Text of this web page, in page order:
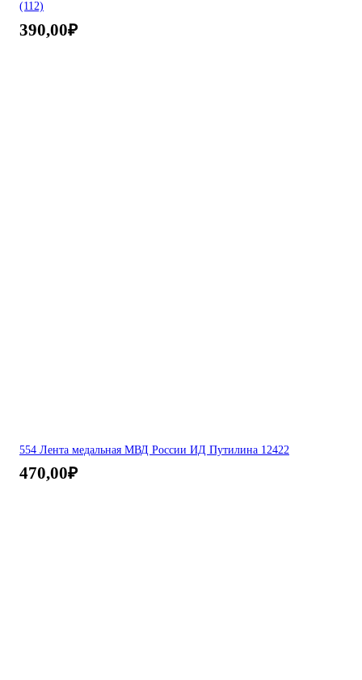
(112)
390,00₽
554 Лента медальная МВД России ИД Путилина 12422
470,00₽